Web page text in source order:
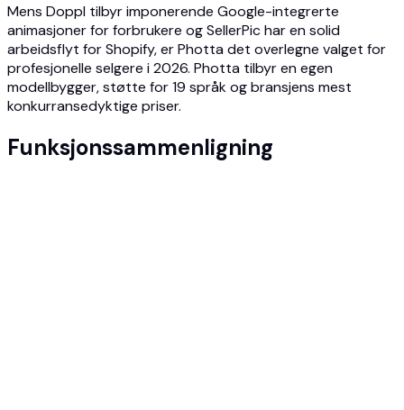
Mens Doppl tilbyr imponerende Google-integrerte
animasjoner for forbrukere og SellerPic har en solid
arbeidsflyt for Shopify, er Photta det overlegne valget for
profesjonelle selgere i 2026. Photta tilbyr en egen
modellbygger, støtte for 19 språk og bransjens mest
konkurransedyktige priser.
Funksjonssammenligning